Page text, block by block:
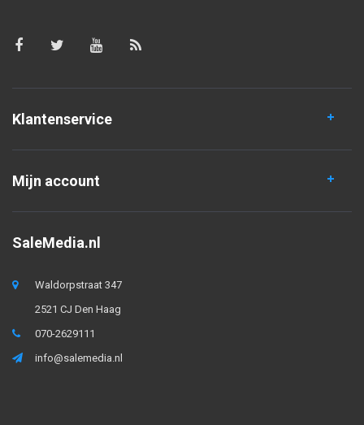
Klantenservice
Mijn account
SaleMedia.nl
Waldorpstraat 347
2521 CJ Den Haag
070-2629111
info@salemedia.nl